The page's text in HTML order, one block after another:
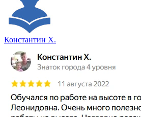
Константин Х.